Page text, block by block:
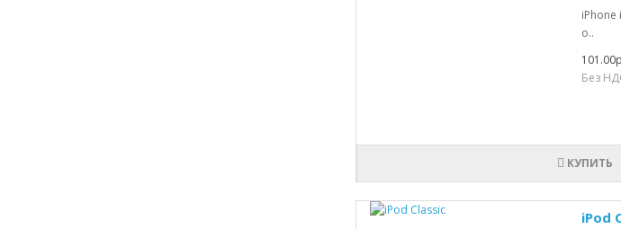
o..
Без
КУПИТЬ
iPod